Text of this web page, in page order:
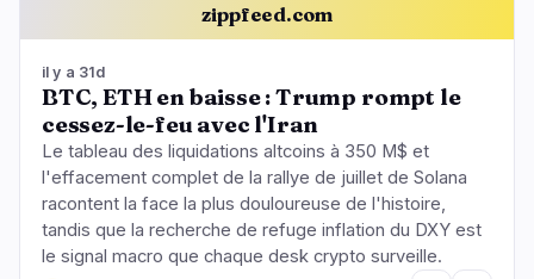
zippfeed.com
il y a 31d
BTC, ETH en baisse : Trump rompt le
cessez-le-feu avec l'Iran
Le tableau des liquidations altcoins à 350 M$ et
l'effacement complet de la rallye de juillet de Solana
racontent la face la plus douloureuse de l'histoire,
tandis que la recherche de refuge inflation du DXY est
le signal macro que chaque desk crypto surveille.